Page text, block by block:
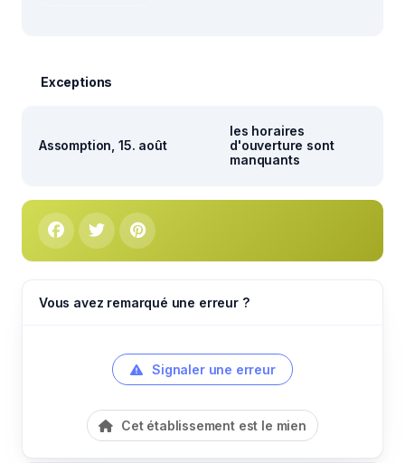
Exceptions
Assomption, 15. août
les horaires
d'ouverture sont
manquants
Vous avez remarqué une erreur ?
Signaler une erreur
Cet établissement est le mien